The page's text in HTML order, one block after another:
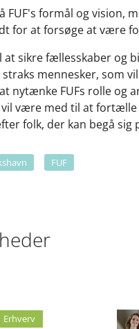
FUF's formål og vision,
for at forsøge at være
at sikre fællesskaber og
mennesker, som
nytænke FUFs rolle og
være med til at
folk, der kan begå sig
FUF
Erhverv